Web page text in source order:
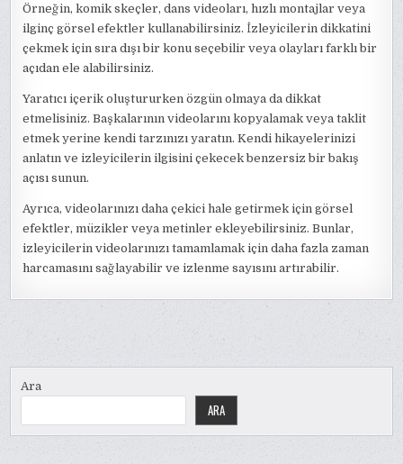
Örneğin, komik skeçler, dans videoları, hızlı montajlar veya
ilginç görsel efektler kullanabilirsiniz. İzleyicilerin dikkatini
çekmek için sıra dışı bir konu seçebilir veya olayları farklı bir
açıdan ele alabilirsiniz.
Yaratıcı içerik oluştururken özgün olmaya da dikkat
etmelisiniz. Başkalarının videolarını kopyalamak veya taklit
etmek yerine kendi tarzınızı yaratın. Kendi hikayelerinizi
anlatın ve izleyicilerin ilgisini çekecek benzersiz bir bakış
açısı sunun.
Ayrıca, videolarınızı daha çekici hale getirmek için görsel
efektler, müzikler veya metinler ekleyebilirsiniz. Bunlar,
izleyicilerin videolarınızı tamamlamak için daha fazla zaman
harcamasını sağlayabilir ve izlenme sayısını artırabilir.
Ara
ARA